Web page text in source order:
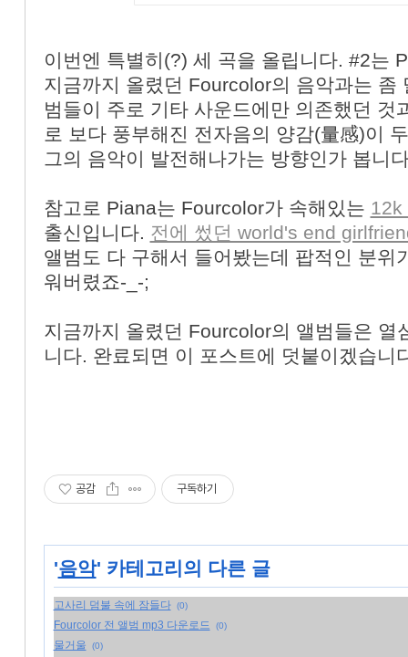
이번엔 특별히(?) 세 곡을 올립니다. #2는
지금까지 올렸던 Fourcolor의 음악과는 좀
범들이 주로 기타 사운드에만 의존했던 것
로 보다 풍부해진 전자음의 양감(量感)이
그의 음악이 발전해나가는 방향인가 봅니
참고로 Piana는 Fourcolor가 속해있는 12k
출신입니다. 전에 썼던 world's end
앨범도 다 구해서 들어봤는데 팝적인 분위
워버렸죠-_-;
지금까지 올렸던 Fourcolor의 앨범들은 열
니다. 완료되면 이 포스트에 덧붙이겠습니
공감 구독하기
'음악' 카테고리의 다른 글
고사리 덤불 속에 잠들다 (0)
Fourcolor 전 앨범 mp3 다운로드 (0)
물거울 (0)